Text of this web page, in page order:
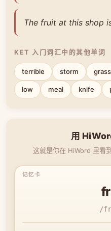
The fruit at this shop
KET 入门词汇中的其他单词
terrible storm grass
low meal knife
用
这就是你在 HiWord 里
/